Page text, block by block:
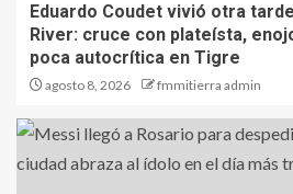
Eduardo Coudet vivió otra
River: cruce con plateísta,
poca autocrítica en Tigre
agosto 8, 2026 fmmitierra admin